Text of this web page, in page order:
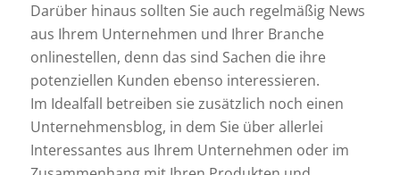
Darüber hinaus sollten Sie auch regelmäßig News
aus Ihrem Unternehmen und Ihrer Branche
onlinestellen, denn das sind Sachen die ihre
potenziellen Kunden ebenso interessieren.
Im Idealfall betreiben sie zusätzlich noch einen
Unternehmensblog, in dem Sie über allerlei
Interessantes aus Ihrem Unternehmen oder im